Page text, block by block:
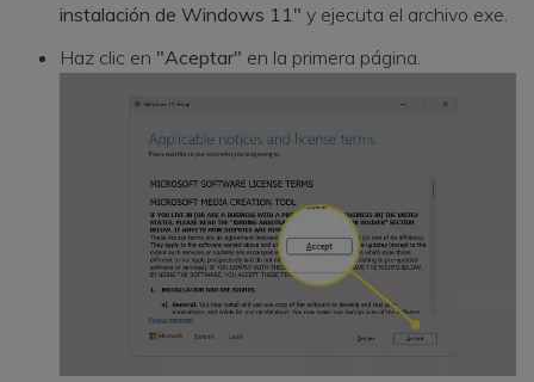
instalación de Windows 11" y ejecuta el archivo exe.
Haz clic en "Aceptar" en la primera página.